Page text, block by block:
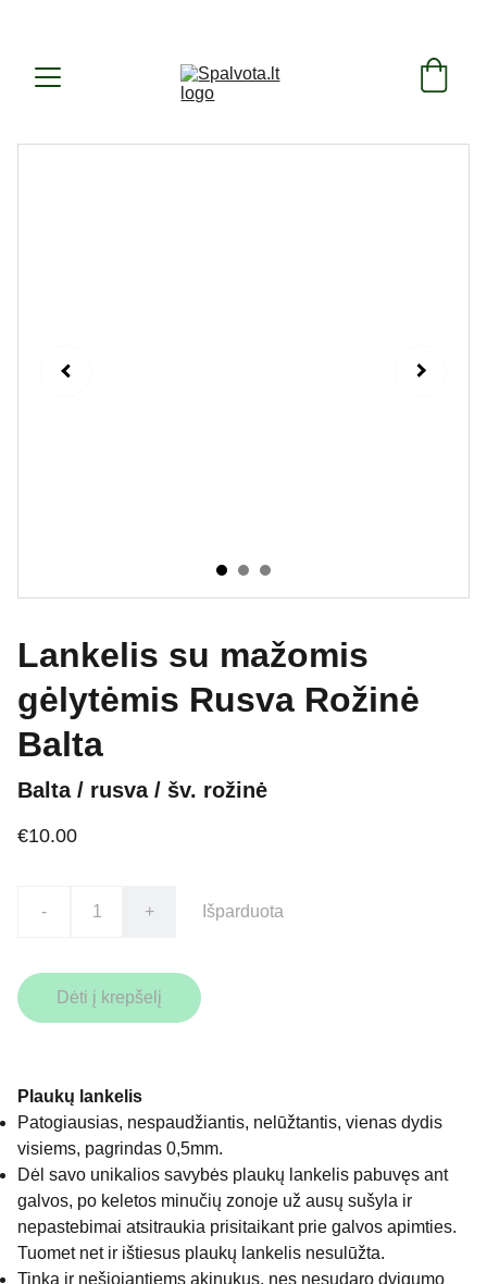
Lankelis su mažomis
gėlytėmis Rusva Rožinė
Balta
Balta / rusva / šv. rožinė
€10.00
- + Išparduota
Dėti į krepšelį
Plaukų lankelis
Patogiausias, nespaudžiantis, nelūžtantis, vienas dydis
visiems, pagrindas 0,5mm.
Dėl savo unikalios savybės plaukų lankelis pabuvęs ant
galvos, po keletos minučių zonoje už ausų sušyla ir
nepastebimai atsitraukia prisitaikant prie galvos apimties.
Tuomet net ir ištiesus plaukų lankelis nesulūžta.
Tinka ir nešiojantiems akinukus, nes nesudaro dvigumo